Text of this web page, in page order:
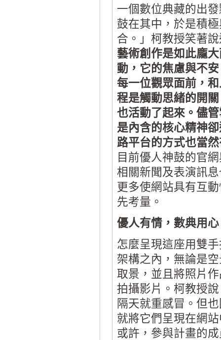
一個數位典藏的出
鼓在其中，於是積
合。」柯教授笑著
藝術創作是如此龐
動，它的焦慮與不
每一位觀眾面前，
程是觸動思緒的開
也活動了起來。儘
是內含的核心精神
路平台的方式也當
目前優人神鼓的官
相關新聞及表演訊
更多使網站具有互
先考量。
優人有情，數典用心
怎麼呈現這座用雙
架構之內，無論是
取景，並且將照片
拍攝影片。柯教授
隔天就重感冒。但
就將它們呈現在網
或許，參與計畫的